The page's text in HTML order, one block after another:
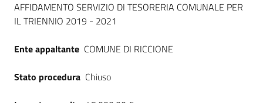
Dati del bando
AFFIDAMENTO SERVIZIO DI TESORERIA COMUNALE PER
IL TRIENNIO 2019 - 2021
Ente appaltante COMUNE DI RICCIONE
Stato procedura Chiuso